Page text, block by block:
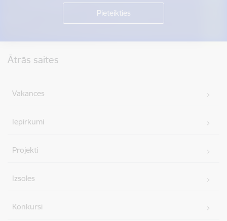
Ātrās saites
Vakances
Iepirkumi
Projekti
Izsoles
Konkursi